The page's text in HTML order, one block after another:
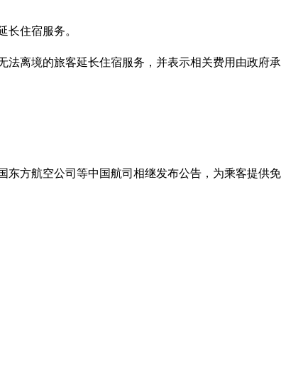
住宿服务。
离境的旅客延长住宿服务，并表示相关费用由政府承
方航空公司等中国航司相继发布公告，为乘客提供免